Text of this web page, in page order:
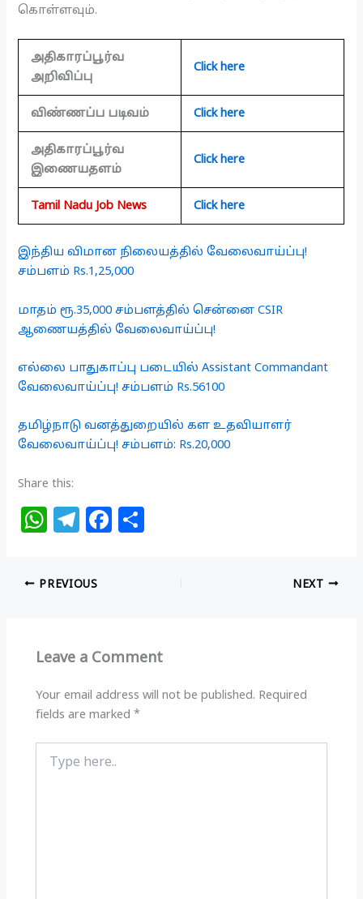
கொள்ளவும்.
அதிகாரப்பூர்வ
அறிவிப்பு
Click here
விண்ணப்ப படிவம் Click here
அதிகாரப்பூர்வ
இணையதளம்
Click here
Tamil Nadu Job News Click here
இந்திய விமான நிலையத்தில் வேலைவாய்ப்பு!
சம்பளம் Rs.1,25,000
மாதம் ரூ.35,000 சம்பளத்தில் சென்னை CSIR
ஆணையத்தில் வேலைவாய்ப்பு!
எல்லை பாதுகாப்பு படையில் Assistant Commandant
வேலைவாய்ப்பு! சம்பளம் Rs.56100
தமிழ்நாடு வனத்துறையில் கள உதவியாளர்
வேலைவாய்ப்பு! சம்பளம்: Rs.20,000
Share this:
W
at
s
p
T
e
g
m
F
o
k
PREVIOUS NEXT
Leave a Comment
Your email address will not be published. Required
fields are marked*
here..